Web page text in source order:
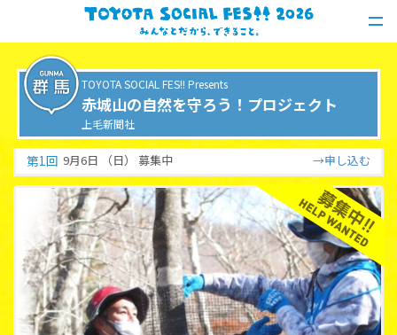
TOYOTA SOCIAL FES!! Presents
赤城山の自然を守ろう！プロジェクト
上毛新聞社
第1回 9月6日 （日） 募集中 申し込む